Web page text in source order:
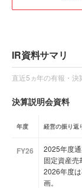
IR資料サマリ
直近5ヵ年の有報・決
決算説明会資料
年度 経営の振り返
FY26
2025年度
固定資産
2026年度
画。